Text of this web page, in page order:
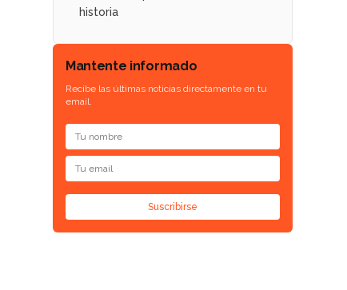
historia
Mantente informado
Recibe las últimas noticias directamente en tu
email.
Suscribirse